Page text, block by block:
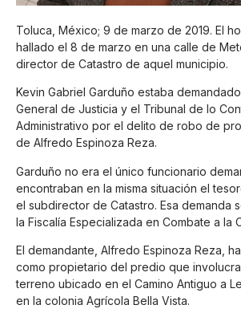
Toluca, México; 9 de marzo de 2019. El
hallado el 8 de marzo en una calle de
director de Catastro de aquel municipio.
Kevin Gabriel Garduño estaba
General de Justicia y el Tribunal de lo
Administrativo por el delito de robo de
de Alfredo Espinoza Reza.
Garduño no era el único funcionario
encontraban en la misma situación el
el subdirector de Catastro. Esa demanda
la Fiscalía Especializada en Combate a la
El demandante, Alfredo Espinoza Reza,
como propietario del predio que
terreno ubicado en el Camino Antiguo a
en la colonia Agrícola Bella Vista.